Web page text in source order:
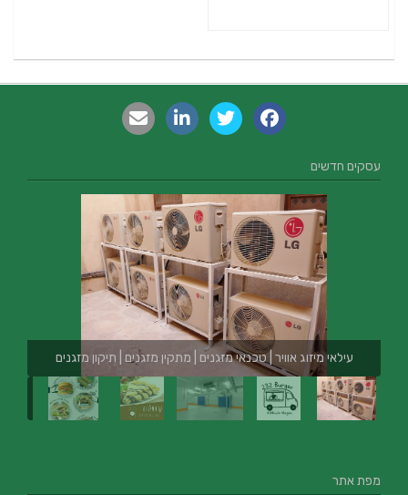
עסקים חדשים
עילאי מיזוג אוויר | טכנאי מזגנים | מתקין מזגנים | תיקון מזגנים
מפת אתר